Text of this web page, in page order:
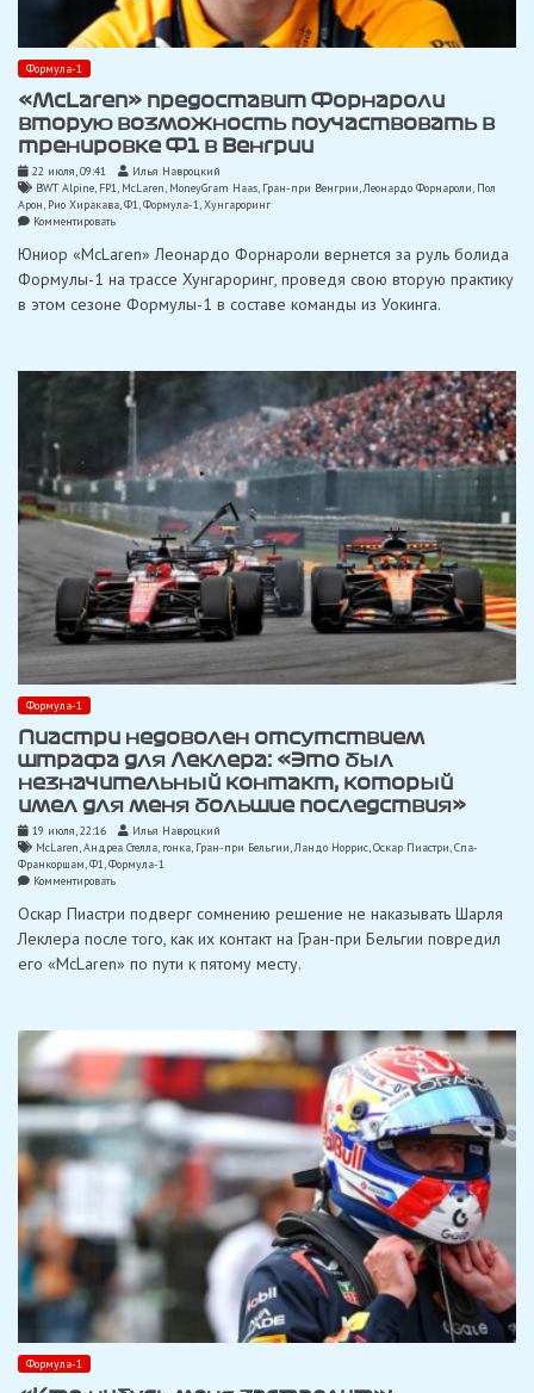
Формула-1
«McLaren» предоставит Форнароли
вторую возможность поучаствовать в
тренировке Ф1 в Венгрии
22 июля, 09:41
Илья Навроцкий
BWT Alpine, FP1, McLaren, MoneyGram Haas, Гран-при Венгрии,Леонардо Форнароли, Пол
Арон, Рио Хиракава,Ф1,Формула-1,Хунгароринг
Комментироватьon
предоставит
вторую
возможность
Ф1
Венгрии
Юниор «McLaren» Леонардо Форнароли вернется за руль болида
Формулы-1 на трассе Хунгароринг, проведя свою вторую практику
в этом сезоне Формулы-1 в составе команды из Уокинга.
Формула-1
Пиастри недоволен отсутствием
штрафа для Леклера: «Это был
незначительный контакт, который
имел для меня большие последствия»
19 июля, 22:16
Илья Навроцкий
McLaren,Андреа Стелла, гонка, Гран-при Бельгии,Ландо Норрис,Оскар Пиастри,Спа-
Франкоршам,Ф1,Формула-1
Комментироватьon
недоволен
штрафа
для
незначительный
контакт,
который
имел
для
меня
большие
последствия»
Оскар Пиастри подверг сомнению решение не наказывать Шарля
Леклера после того, как их контакт на Гран-при Бельгии повредил
его «McLaren» по пути к пятому месту.
Формула-1